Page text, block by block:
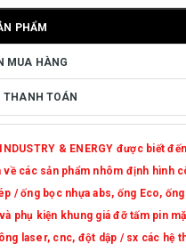
PHẨM
MUA HÀNG
THANH TOÁN
& ENERGY được biết
về các sản phẩm nhôm định hình
/ ống bọc nhựa abs, ống Eco,
phụ kiện khung giá đỡ tấm pin
laser, cnc, đột dập / sx các hệ